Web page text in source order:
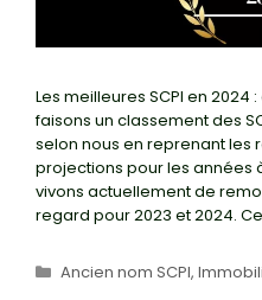
Les meilleures SCPI en 2024
faisons un classement des
selon nous en reprenant les
projections pour les années
vivons actuellement de
regard pour 2023 et 2024.
Catégories
Ancien nom SCPI,